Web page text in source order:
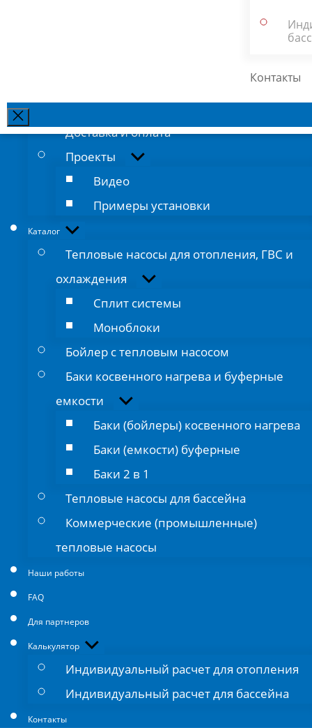
Контакты
Закрыть
поиск
Вакансии
Доставка и оплата
Проекты
Показывать
Видео
Примеры установки
Каталог Показывать
Тепловые насосы для отопления, ГВС и
охлаждения
Показывать
Сплит системы
Моноблоки
Бойлер с тепловым насосом
Баки косвенного нагрева и буферные
емкости
Показывать
Баки (бойлеры) косвенного нагрева
Баки (емкости) буферные
Баки 2 в 1
Тепловые насосы для бассейна
Коммерческие (промышленные)
тепловые насосы
Наши работы
FAQ
Для партнеров
Калькулятор Показывать
Индивидуальный расчет для отопления
Индивидуальный расчет для бассейна
Контакты